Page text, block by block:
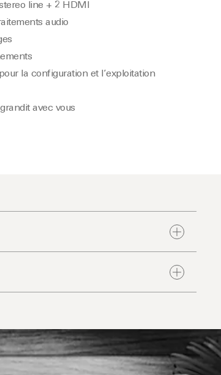
line + 2 HDMI
audio
la configuration et l’exploitation
avec vous